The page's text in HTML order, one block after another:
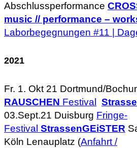
Abschlussperformance
music // performance –
Laborbegegnungen #11 |
2021
Fr. 1. Okt 21 Dortmund/
RAUSCHEN Festival
03.Sept.21 Duisburg Fringe-
Festival StrassenGEiSTER
Köln Lenauplatz (Anfahrt /